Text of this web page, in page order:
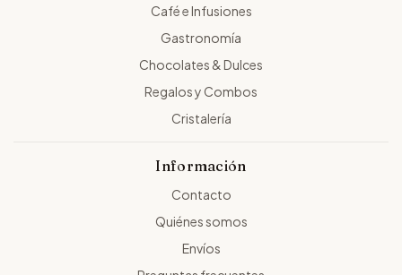
Café e Infusiones
Gastronomía
Chocolates & Dulces
Regalos y Combos
Cristalería
Información
Contacto
Quiénes somos
Envíos